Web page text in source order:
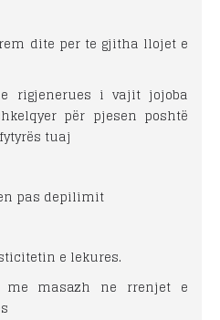
dite per te gjitha llojet e
rigjenerues i vajit jojoba
për pjesen poshtë
tuaj
pas depilimit
e lekures.
me masazh ne rrenjet e